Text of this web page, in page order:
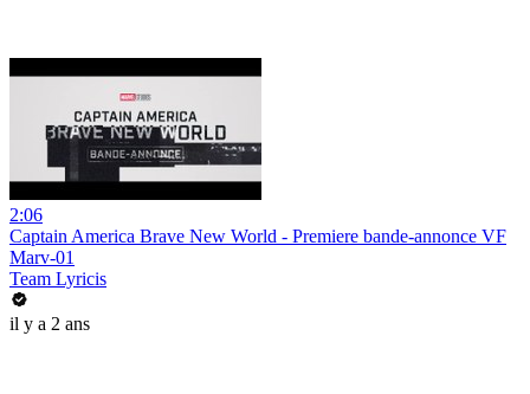
2:06
Captain America Brave New World - Premiere bande-annonce VF
Marv-01
Team Lyricis
il y a 2 ans